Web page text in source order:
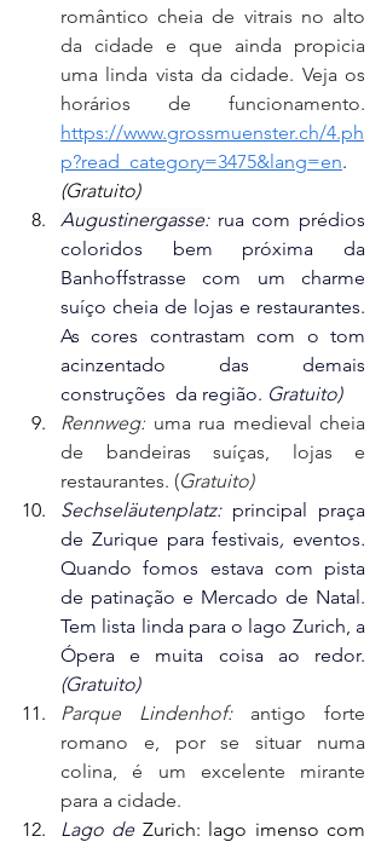
romântico cheia de vitrais no alto
da cidade e que ainda propicia
uma linda vista da cidade. Veja os
https://www.grossmuenster.ch/4.ph
p?read_category=3475&lang=en
(Gratuito)
Augustinergasse: rua com prédios
coloridos bem próxima da
Banhoffstrasse com um charme
suíço cheia de lojas e restaurantes.
As cores contrastam com o tom
acinzentado das demais
construções  da região. Gratuito)
Rennweg: uma rua medieval cheia
de bandeiras suíças, lojas e
restaurantes. (Gratuito)
Sechseläutenplatz: principal praça
de Zurique para festivais, eventos
Quando fomos estava com pista
de patinação e Mercado de Natal.
Tem lista linda para o lago Zurich, a
(Gratuito)
Parque
Lindenhof: antigo forte
romano e, por se situar numa
colina, é um excelente mirante
para a cidade.
Lago de Zurich: lago imenso com